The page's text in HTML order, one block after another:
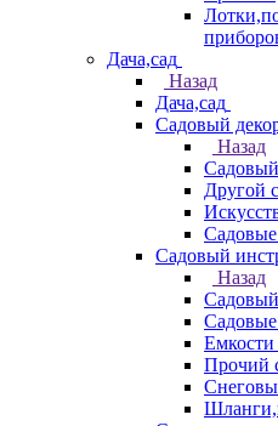
Дача,сад
Назад
Дача,сад
Садовый
Назад
Другой
Садовый
Назад
Емкости
Прочий